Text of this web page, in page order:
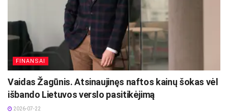
FINANSAI
Vaidas Žagūnis. Atsinaujinęs naftos kainų šokas vėl
išbando Lietuvos verslo pasitikėjimą
2026-07-22